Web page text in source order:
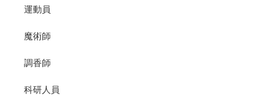
運動員
魔術師
調香師
科研人員